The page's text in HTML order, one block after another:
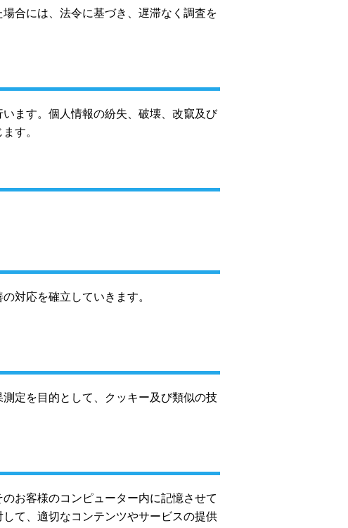
合には、法令に基づき、遅滞なく調査を
ます。個人情報の紛失、破壊、改竄及び
す。
対応を確立していきます。
定を目的として、クッキー及び類似の技
お客様のコンピューター内に記憶させて
て、適切なコンテンツやサービスの提供